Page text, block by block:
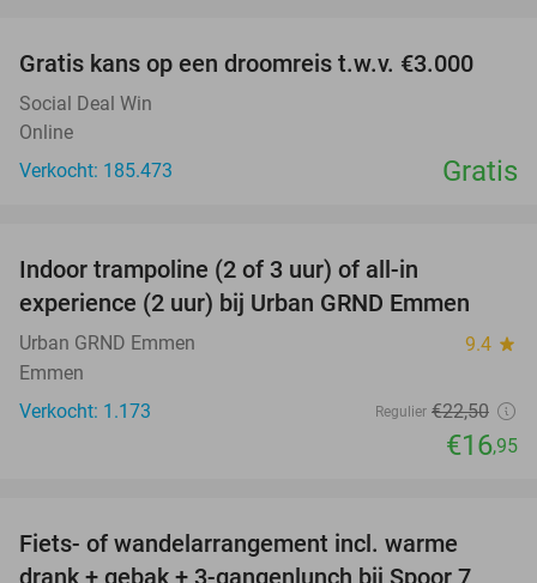
Gratis kans op een droomreis t.w.v. €3.000
Social Deal Win
Online
Verkocht: 185.473
Gratis
Indoor trampoline (2 of 3 uur) of all-in
experience (2 uur) bij Urban GRND Emmen
Urban GRND Emmen 9.4 star
Emmen
Verkocht: 1.173
Regulier €22,50
€16,95
Fiets- of wandelarrangement incl. warme
drank + gebak + 3-gangenlunch bij Spoor 7